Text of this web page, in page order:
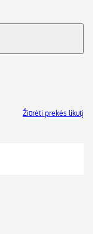
Žiūrėti prekės likutį